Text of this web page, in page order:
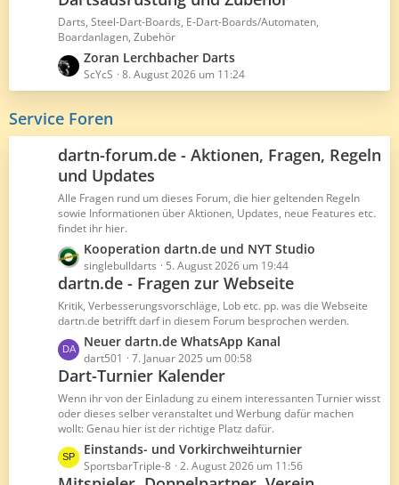
e
i
t
ä
z
t
e
B
e
t
ä
g
e
Darts, Steel-Dart-Boards, E-Dart-Boards/Automaten,
Boardanlagen, Zubehör
L
e
t
t
e
B
e
i
t
r
ä
g
e
Zoran Lerchbacher Darts
ScYcS 8. August 2026 um 11:24
Service Foren
dartn-forum.de - Aktionen, Fragen, Regeln
und Updates
Alle Fragen rund um dieses Forum, die hier geltenden Regeln
sowie Informationen über Aktionen, Updates, neue Features etc.
findet ihr hier.
L
e
t
z
t
e
B
e
i
t
r
ä
g
e
Kooperation dartn.de und NYT Studio
singlebulldarts 5. August 2026 um 19:44
dartn.de - Fragen zur Webseite
Kritik, Verbesserungsvorschläge, Lob etc. pp. was die Webseite
dartn.de betrifft darf in diesem Forum besprochen werden.
L
e
t
z
t
e
B
e
Neuer dartn.de WhatsApp Kanal
dart501 7. Januar 2025 um 00:58
Dart-Turnier Kalender
Wenn ihr von der Einladung zu einem interessanten Turnier wisst
oder dieses selber veranstaltet und Werbung dafür machen
wollt: Genau hier ist der richtige Platz dafür.
L
e
Einstands- und Vorkirchweihturnier
SportsbarTriple-8 2. August 2026 um 11:56